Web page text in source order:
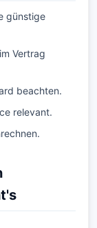
günstige
im Vertrag
beachten.
relevant.